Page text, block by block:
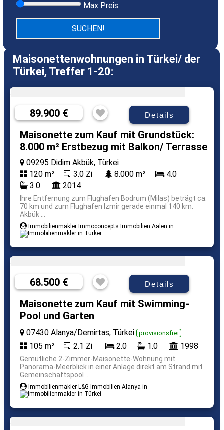
Max Preis
Maisonettenwohnungen in Türkei/ der
Türkei, Treffer 1-20:
89.900 € Details
Maisonette zum Kauf mit Grundstück:
8.000 m² Erstbezug mit Balkon/ Terrasse
09295 Didim Akbük, Türkei
120 m²
3.0 Zi 8.000 m²
4.0
3.0
2014
Ihre Entfernung zum Flughafen Bodrum (Milas) beträgt ca.
70 km und zum Flughafen Izmir gerade einmal 140 km.
Akbük ...
Immobilienmakler Immoconcepts Immobilien Aalen in
68.500 € Details
Maisonette zum Kauf mit Swimming-
Pool und Garten
07430 Alanya/Demirtas, Türkei provisionsfrei
105 m² 2.1 Zi 2.0 1.0 1998
Gemütliche 2-Zimmer-Maisonette-Wohnung mit
Panorama-Meerblick in einer Anlage direkt am Strand mit
Gemeinschaftspool ...
Immobilienmakler L&G Immobilien Alanya in